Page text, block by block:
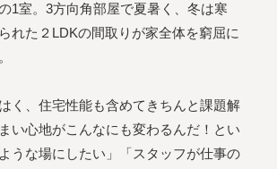
1室。3方向角部屋で夏暑く、冬は寒
れた２LDKの間取りが家全体を窮屈に
く、住宅性能も含めてきちんと課題解
い心地がこんなにも変わるんだ！とい
うな場にしたい」「スタッフが仕事の